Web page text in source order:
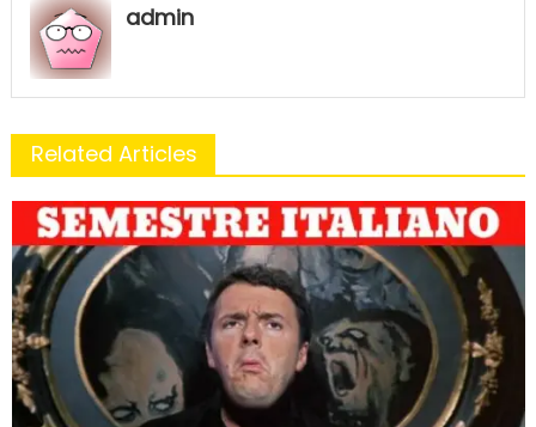
admin
Related Articles